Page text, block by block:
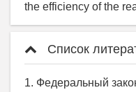
the efficiency of the
Список
1. Федеральный